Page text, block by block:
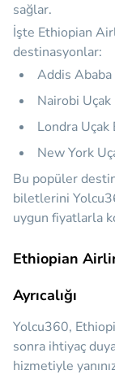
sağlar.
İşte Ethiopian
destinasyonlar:
Addis
Nairobi
Londra
New York
Bu popüler
biletlerini
uygun fiyatlarla
Ethiopian
Ayrıcalığı
Yolcu360,
sonra ihtiyaç
hizmetiyle